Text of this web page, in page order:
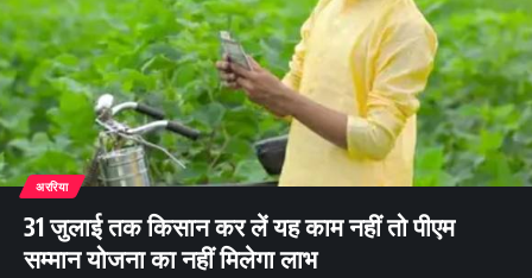
अररिया
31 जुलाई तक किसान कर लें यह काम नहीं तो पीएम
सम्मान योजना का नहीं मिलेगा लाभ